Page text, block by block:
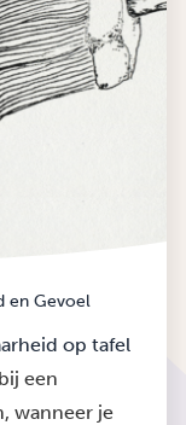
en Gevoel
op tafel
een
wanneer je